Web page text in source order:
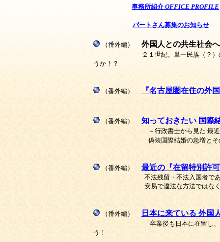
事務所紹介 OFFICE PROFILE
パートさん募集のお知らせ
（番外編） 外国人との共生社会
２１世紀。単一民族（？
うか！？
（番外編） 『名古屋圏在住の外
（番外編） 知っておきたい 国際
～行政書士から見た 最
偽装国際結婚の急増
（番外編） 最近の『在留特別許
不法残留・不法入国者であっても
安易で違法な方法ではなく、正
（番外編） 日本に来ている 外国
卒業後も日本に在留し
う！